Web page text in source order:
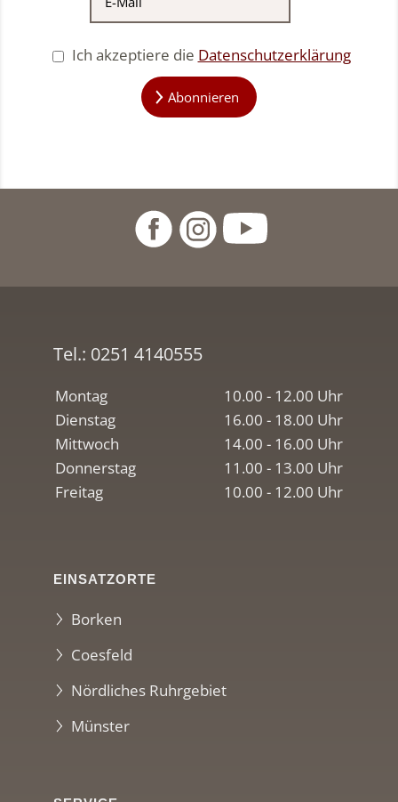
Ich akzeptiere die Datenschutzerklärung
Abonnieren
Tel.: 0251 4140555
Montag
10.00 - 12.00 Uhr
Dienstag
16.00 - 18.00 Uhr
Mittwoch
14.00 - 16.00 Uhr
Donnerstag
11.00 - 13.00 Uhr
Freitag
10.00 - 12.00 Uhr
EINSATZORTE
Borken
Coesfeld
Nördliches Ruhrgebiet
Münster